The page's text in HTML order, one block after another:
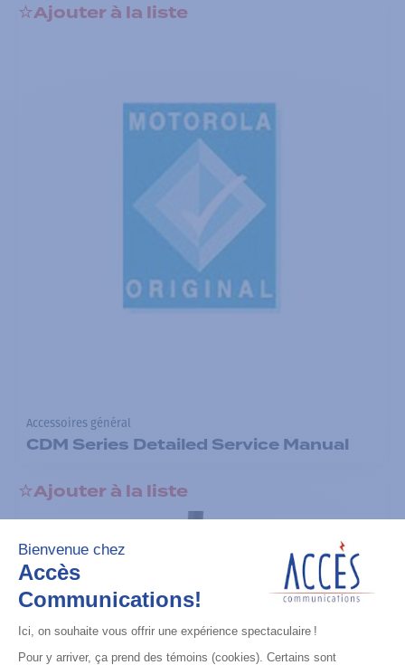
Ajouter à la liste
Accessoires général
CDM Series Detailed Service Manual
Ajouter à la liste